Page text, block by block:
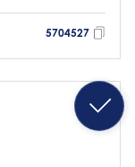
5704527